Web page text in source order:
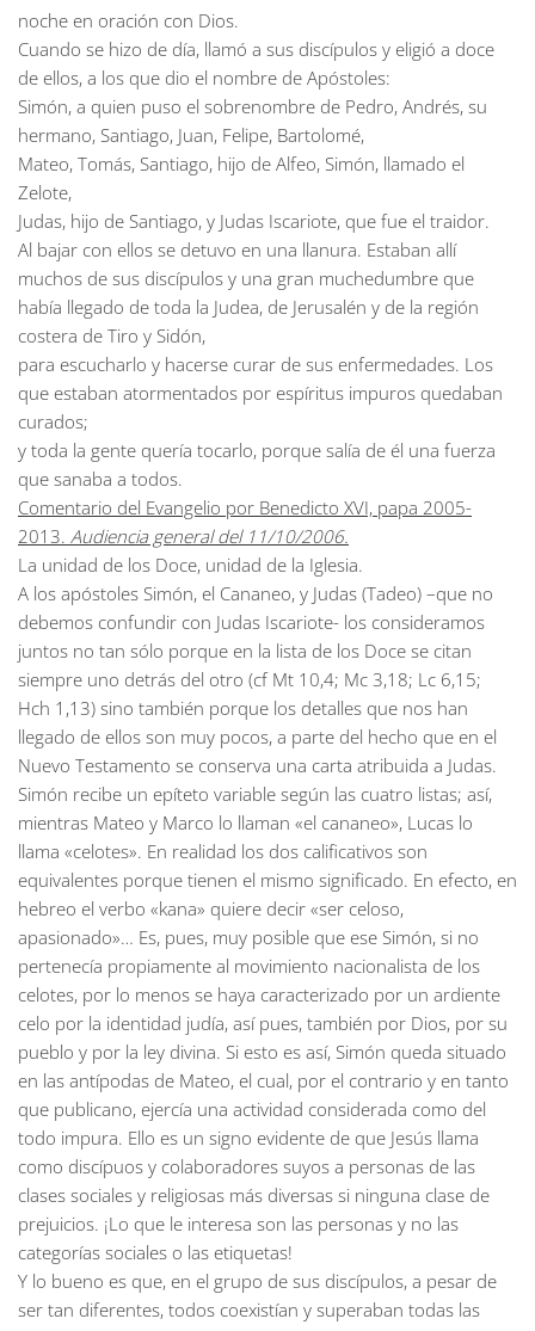
noche en oración con Dios.
Cuando se hizo de día, llamó a sus discípulos y eligió a doce
de ellos, a los que dio el nombre de Apóstoles:
Simón, a quien puso el sobrenombre de Pedro, Andrés, su
hermano, Santiago, Juan, Felipe, Bartolomé,
Mateo, Tomás, Santiago, hijo de Alfeo, Simón, llamado el
Zelote,
Judas, hijo de Santiago, y Judas Iscariote, que fue el traidor.
Al bajar con ellos se detuvo en una llanura. Estaban allí
muchos de sus discípulos y una gran muchedumbre que
había llegado de toda la Judea, de Jerusalén y de la región
costera de Tiro y Sidón,
para escucharlo y hacerse curar de sus enfermedades. Los
que estaban atormentados por espíritus impuros quedaban
curados;
y toda la gente quería tocarlo, porque salía de él una fuerza
que sanaba a todos.
Comentario del Evangelio por Benedicto XVI, papa 2005-
2013. Audiencia general del 11/10/2006.
La unidad de los Doce, unidad de la Iglesia.
A los apóstoles Simón, el Cananeo, y Judas (Tadeo) –que no
debemos confundir con Judas Iscariote- los consideramos
juntos no tan sólo porque en la lista de los Doce se citan
siempre uno detrás del otro (cf Mt 10,4; Mc 3,18; Lc 6,15;
Hch 1,13) sino también porque los detalles que nos han
llegado de ellos son muy pocos, a parte del hecho que en el
Nuevo Testamento se conserva una carta atribuida a Judas.
Simón recibe un epíteto variable según las cuatro listas; así,
mientras Mateo y Marco lo llaman «el cananeo», Lucas lo
llama «celotes». En realidad los dos calificativos son
equivalentes porque tienen el mismo significado. En efecto, en
hebreo el verbo «kana» quiere decir «ser celoso,
apasionado»… Es, pues, muy posible que ese Simón, si no
pertenecía propiamente al movimiento nacionalista de los
celotes, por lo menos se haya caracterizado por un ardiente
celo por la identidad judía, así pues, también por Dios, por su
pueblo y por la ley divina. Si esto es así, Simón queda situado
en las antípodas de Mateo, el cual, por el contrario y en tanto
que publicano, ejercía una actividad considerada como del
todo impura. Ello es un signo evidente de que Jesús llama
como discípuos y colaboradores suyos a personas de las
clases sociales y religiosas más diversas si ninguna clase de
prejuicios. ¡Lo que le interesa son las personas y no las
categorías sociales o las etiquetas!
Y lo bueno es que, en el grupo de sus discípulos, a pesar de
ser tan diferentes, todos coexistían y superaban todas las